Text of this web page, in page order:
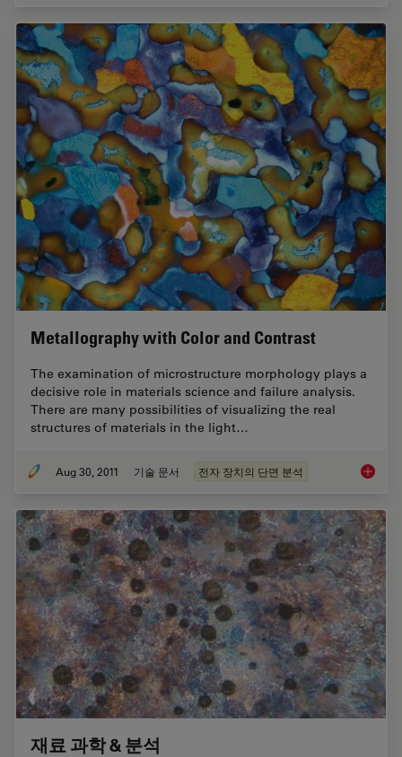
Metallography with Color and Contrast
The examination of microstructure morphology plays a
decisive role in materials science and failure analysis.
There are many possibilities of visualizing the real
structures of materials in the light…
Aug 30, 2011 기술 문서 전자 장치의 단면 분석
재료 과학 & 분석